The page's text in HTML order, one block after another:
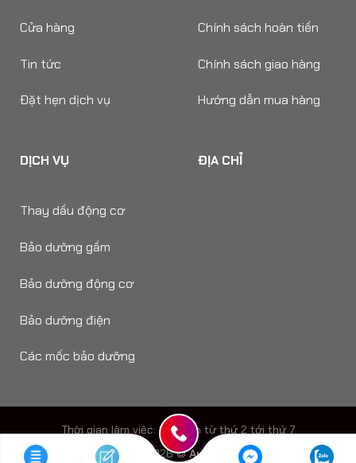
Cửa hàng
Tin tức
Đặt hẹn dịch vụ
Chính sách hoàn tiền
Chính sách giao hàng
Hướng dẫn mua hàng
DỊCH VỤ
Thay dầu động cơ
Bảo dưỡng gầm
Bảo dưỡng động cơ
Bảo dưỡng điện
Các mốc bảo dưỡng
ĐỊA CHỈ
Thời gian làm viêc: 8h - 18h từ thứ 2 tới thứ 7
Copyright 2026 ©Auto Speedy